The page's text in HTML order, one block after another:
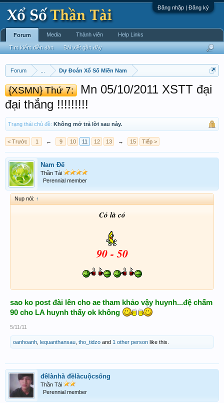
Đăng nhập | Đăng ký
Forum Dự Đoán Xổ Số Miền Nam
{XSMN} Thứ 7:
Mn 05/10/2011 XSTT đại
đại thắng !!!!!!!!!
Trạng thái chủ đề: Không mở trả lời sau này.
< Trước 1 ← 9 10 11 12 13 → 15 Tiếp >
Nam Đế
Thần Tài
Perennial member
Nup nói: ↑
Có là có
90 - 50
sao ko post đài lên cho ae tham khảo vậy huynh...đệ chấm
90 cho LA huynh thấy ok không
5/11/11
oanhoanh lequanthansau tho_tidzo and 1 other person like this.
đêlànhà đềlàcuộcsống
Thần Tài
Perennial member
Forum
Tìm kiếm diễn đàn Bài viết gần đây
Media Thành viên Help Links